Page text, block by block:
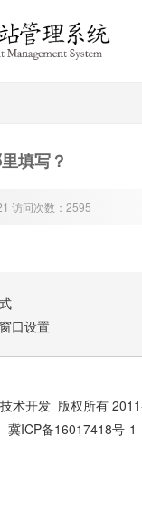
填写？
访问次数：2595
口设置
术开发 版权所有
冀ICP备16017418号-1